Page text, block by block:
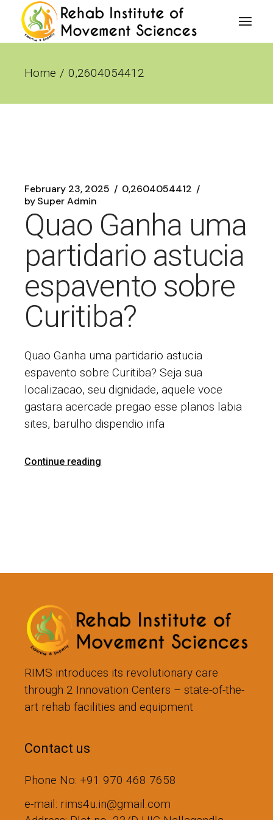
content
Home 0,2604054412
February 23, 2025
0,2604054412
bySuper Admin
Quao Ganha uma
partidario astucia
espavento sobre
Curitiba?
Quao Ganha uma partidario astucia
espavento sobre Curitiba? Seja sua
localizacao, seu dignidade, aquele voce
gastara acercade pregao esse planos labia
sites, barulho dispendio infa
Continue reading
RIMS introduces its revolutionary care
through 2 Innovation Centers – state-of-the-
art rehab facilities and equipment
Contact us
Phone No: +91 970 468 7658
e-mail: rims4u.in@gmail.com